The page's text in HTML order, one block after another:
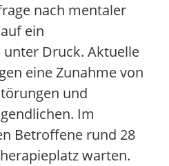
nach mentaler
ein
Druck. Aktuelle
eine Zunahme von
und
Im
Betroffene rund 28
warten.